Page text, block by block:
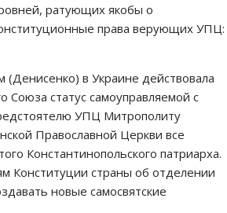
ратующих якобы о
права верующих УПЦ:
в Украине действовала
Союза статус самоуправляемой с
УПЦ Митрополиту
Православной Церкви все
Константинопольского патриарха.
Конституции страны об отделении
новые самосвятские